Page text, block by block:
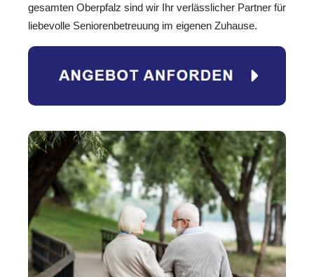
gesamten Oberpfalz sind wir Ihr verlässlicher Partner für
liebevolle Seniorenbetreuung im eigenen Zuhause.